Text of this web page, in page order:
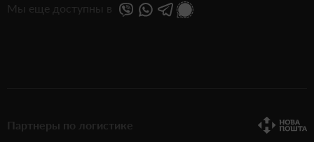
Мы еще доступны в
Партнеры по логистике